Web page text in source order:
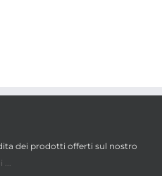
dei prodotti offerti sul nostro
...